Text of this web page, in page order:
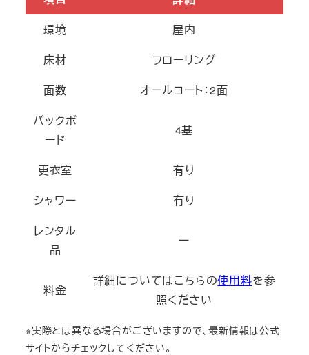
環境
屋内
床材
フローリング
面数
オールコート：2面
バックボ
ード
4基
更衣室
有り
シャワー
有り
レンタル
品
ー
料金
詳細についてはこちらの使用料を参
照ください
※実際とは異なる場合がございますので、最新情報は公式
サイトからチェックしてください。